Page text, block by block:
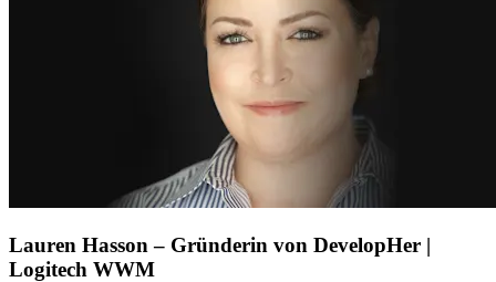
Lauren Hasson – Gründerin von DevelopHer |
Logitech WWM